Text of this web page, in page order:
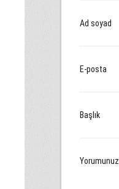
Ad soyad
E-posta
Başlık
Yorumunuz